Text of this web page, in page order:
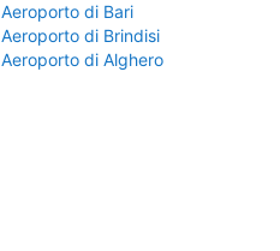
Aeroporto di Bari
Aeroporto di Brindisi
Aeroporto di Alghero